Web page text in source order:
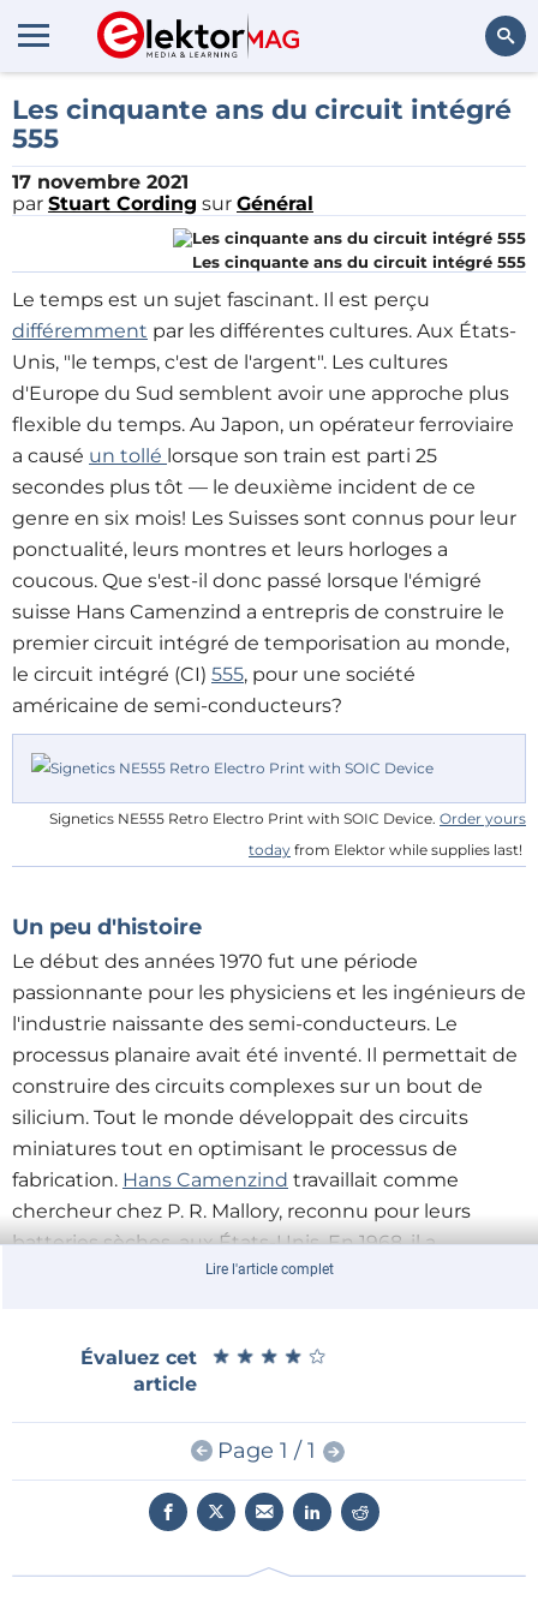
Rechercher
Les cinquante ans du circuit intégré
555
17 novembre 2021
par Stuart Cording sur Général
Les cinquante ans du circuit intégré 555
Le temps est un sujet fascinant. Il est perçu
différemment par les différentes cultures. Aux États-
Unis, "le temps, c'est de l'argent". Les cultures
d'Europe du Sud semblent avoir une approche plus
flexible du temps. Au Japon, un opérateur ferroviaire
a causé un tollé lorsque son train est parti 25
secondes plus tôt — le deuxième incident de ce
genre en six mois! Les Suisses sont connus pour leur
ponctualité, leurs montres et leurs horloges a
coucous. Que s'est-il donc passé lorsque l'émigré
suisse Hans Camenzind a entrepris de construire le
premier circuit intégré de temporisation au monde,
le circuit intégré (CI) 555, pour une société
américaine de semi-conducteurs?
Signetics NE555 Retro Electro Print with SOIC Device. Order yours
today from Elektor while supplies last!
Un peu d'histoire
Le début des années 1970 fut une période
passionnante pour les physiciens et les ingénieurs de
l'industrie naissante des semi-conducteurs. Le
processus planaire avait été inventé. Il permettait de
construire des circuits complexes sur un bout de
silicium. Tout le monde développait des circuits
miniatures tout en optimisant le processus de
fabrication. Hans Camenzind travaillait comme
chercheur chez P. R. Mallory, reconnu pour leurs
batteries sèches, aux États-Unis. En 1968, il a
commencé à travailler chez Signetics, une société
était trop axée sur les transistors et que l'avenir était
aux circuits intégrés.
En Suisse, Camenzind avait entrepris un
apprentissage pour devenir ingénieur radio. Après
avoir émigré aux États-Unis, il a enseigné la
Lire l'article complet
Évaluez cet
article
★ ★ ★ ★ ★
★ ★ ★ ★ ★
Page 1 / 1